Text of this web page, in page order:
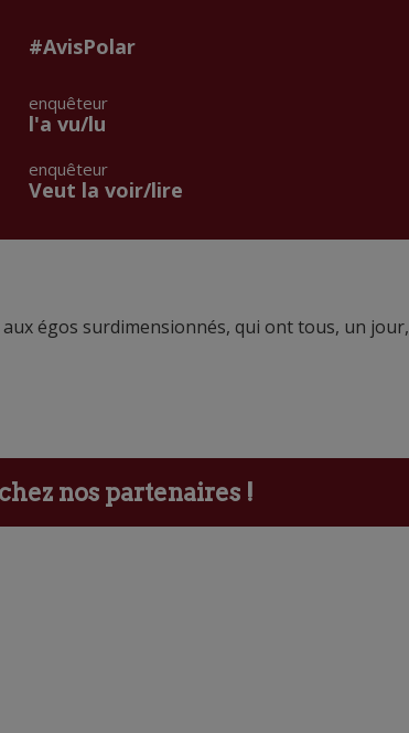
#AvisPolar
enquêteur
l'a vu/lu
enquêteur
Veut la voir/lire
égos surdimensionnés, qui ont tous, un jour,
nos partenaires !